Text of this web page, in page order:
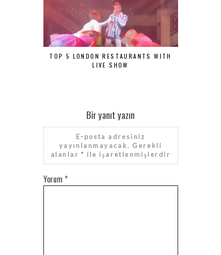
TOP 5 LONDON RESTAURANTS WITH
LIVE SHOW
Bir yanıt yazın
E-posta adresiniz
yayınlanmayacak. Gerekli
alanlar* ile işaretlenmişlerdir
Yorum *